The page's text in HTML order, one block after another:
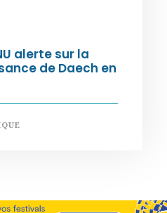
alerte sur la
de Daech en